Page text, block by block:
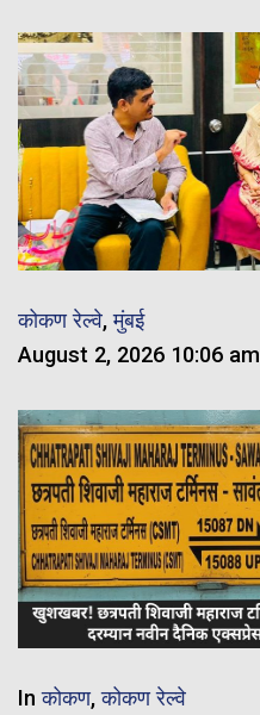
कोकण रेल्वे,मुंबई
August 2, 2026 10:06 am
Inकोकण,कोकण रेल्वे